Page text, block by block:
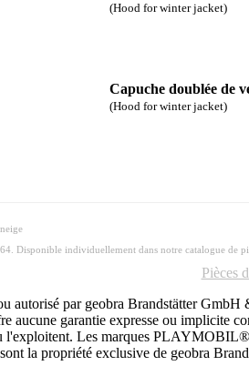
(Hood for winter jacket)
Capuche doublée de
(Hood for winter jacket)
Disponible individuellement dans notre catalogue de
Pièces
autorisé par geobra Brandstätter
aucune garantie expresse ou implicite
ou l'exploitent. Les marques
la propriété exclusive de geobra